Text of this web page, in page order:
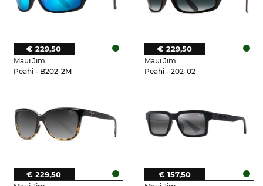
Maui Jim
Peahi - B202-2M
€ 229,50
Maui Jim
Peahi - 202-02
€ 229,50
€ 229,50 € 157,50